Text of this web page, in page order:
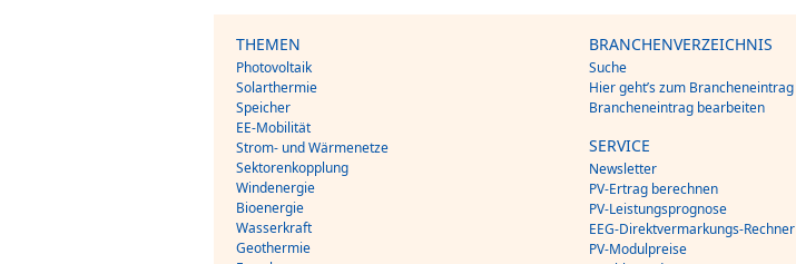
THEMEN
Photovoltaik
Solarthermie
Speicher
EE-Mobilität
Strom- und Wärmenetze
Sektorenkopplung
Windenergie
Bioenergie
Wasserkraft
Geothermie
BRANCHENVERZEICHNIS
Suche
Hier geht’s zum Brancheneintrag
Brancheneintrag bearbeiten
SERVICE
Newsletter
PV-Ertrag berechnen
PV-Leistungsprognose
EEG-Direktvermarkungs-Rechner
PV-Modulpreise